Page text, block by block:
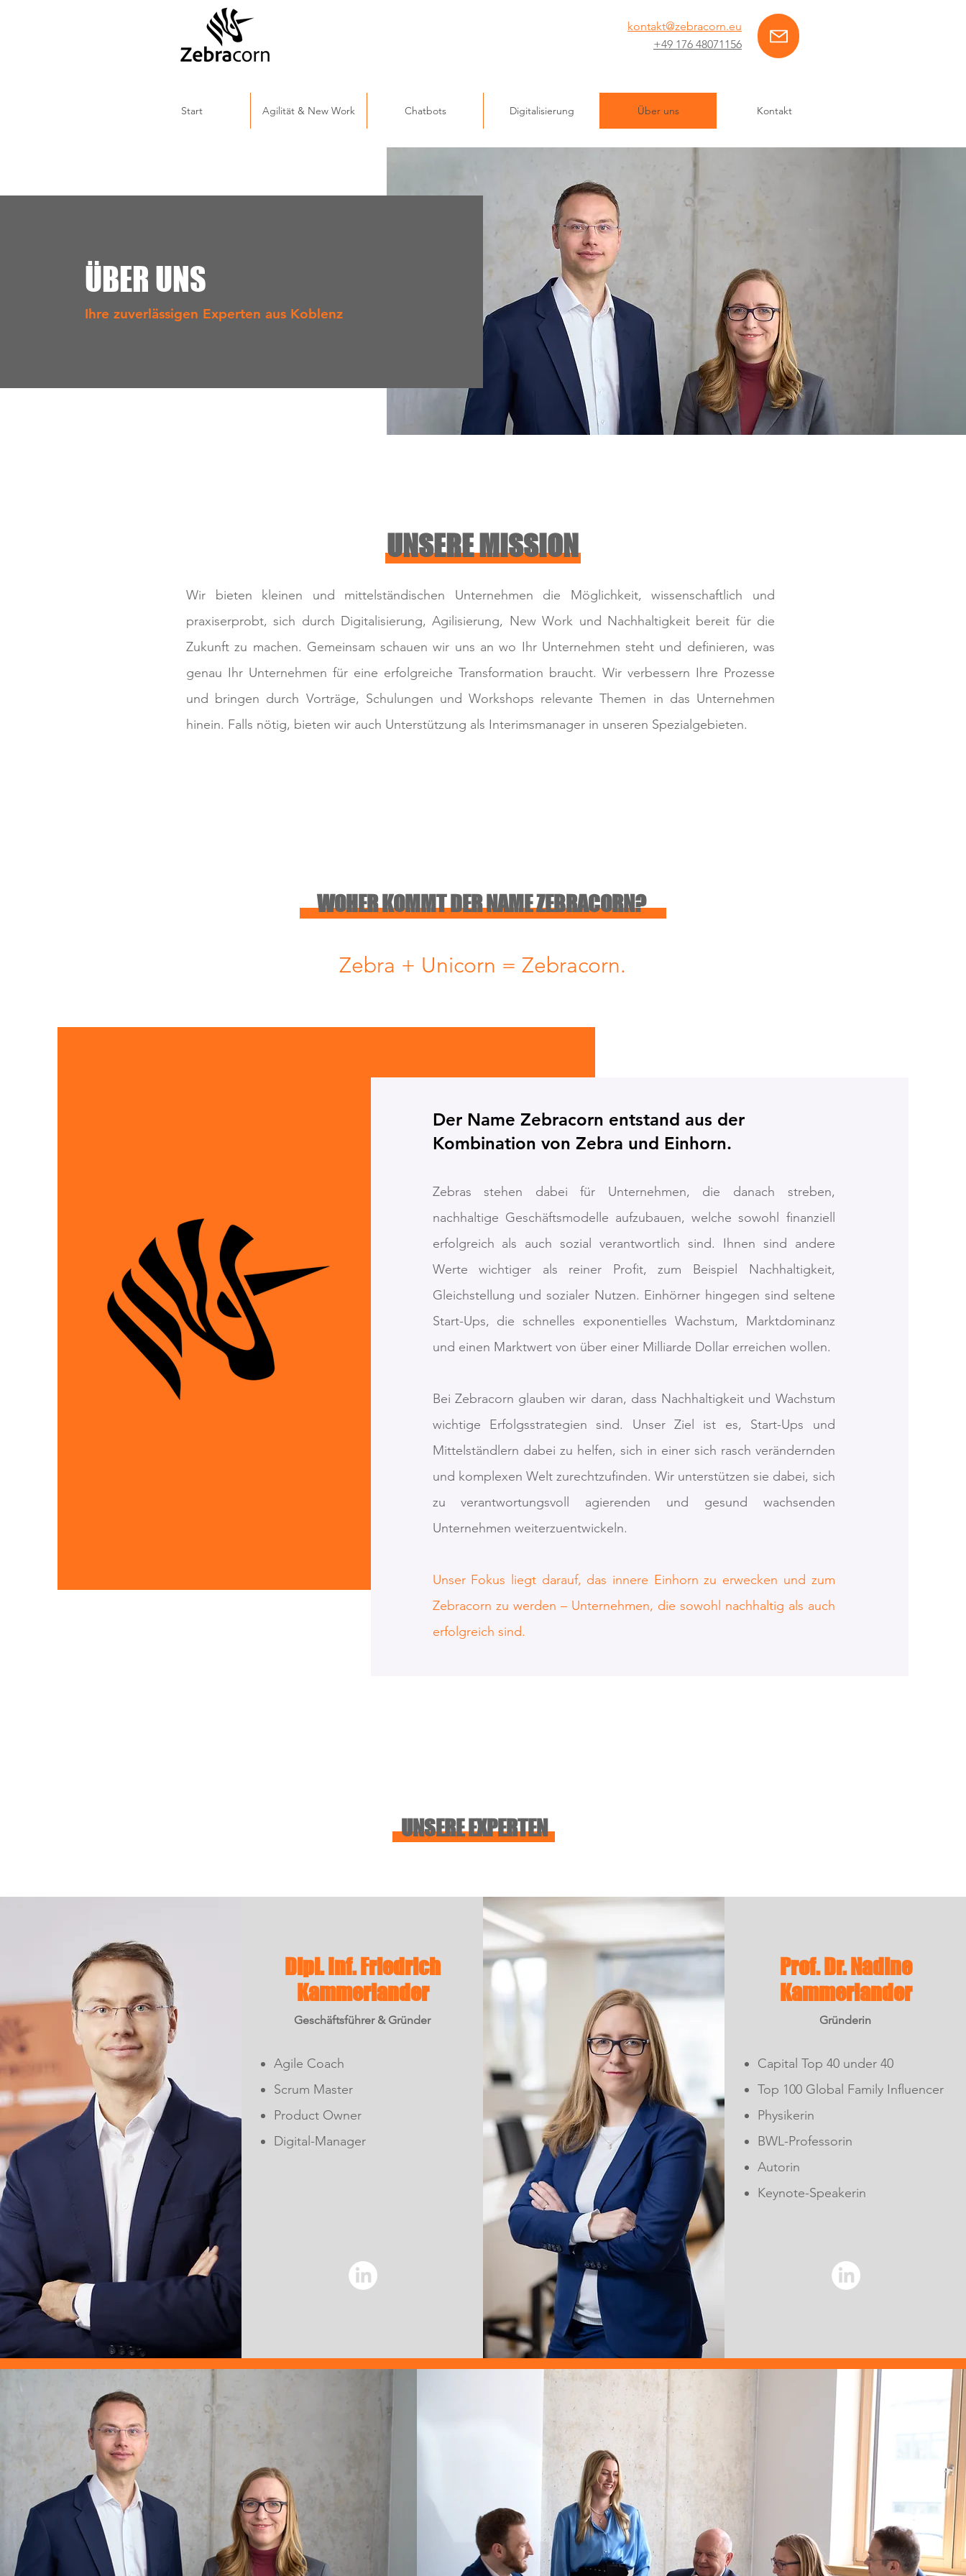
kontakt@zebracorn.eu
+49 176 48071156
Start Agilität & New Work Chatbots Digitalisierung Über uns Kontakt
ÜBER UNS
Ihre zuverlässigen Experten aus Koblenz
UNSERE MISSION
Wir bieten kleinen und mittelständischen Unternehmen die Möglichkeit, wissenschaftlich und
praxiserprobt, sich durch Digitalisierung, Agilisierung, New Work und Nachhaltigkeit bereit für die
Zukunft zu machen. Gemeinsam schauen wir uns an wo Ihr Unternehmen steht und definieren, was
genau Ihr Unternehmen für eine erfolgreiche Transformation braucht. Wir verbessern Ihre Prozesse
und bringen durch Vorträge, Schulungen und Workshops relevante Themen in das Unternehmen
hinein. Falls nötig, bieten wir auch Unterstützung als Interimsmanager in unseren Spezialgebieten.
WOHER KOMMT DER NAME ZEBRACORN?
Zebra + Unicorn = Zebracorn.
Der Name Zebracorn entstand aus der
Kombination von Zebra und Einhorn.
Zebras stehen dabei für Unternehmen, die danach streben,
nachhaltige Geschäftsmodelle aufzubauen, welche sowohl finanziell
erfolgreich als auch sozial verantwortlich sind. Ihnen sind andere
Werte wichtiger als reiner Profit, zum Beispiel Nachhaltigkeit,
Gleichstellung und sozialer Nutzen. Einhörner hingegen sind seltene
Start-Ups, dieschnelles exponentielles Wachstum, Marktdominanz
und einen Marktwert von über einer Milliarde Dollar erreichen wollen.
Bei Zebracorn glauben wir daran, dass Nachhaltigkeit und Wachstum
wichtige Erfolgsstrategien sind. Unser Ziel ist es, Start-Ups und
Mittelständlern dabei zu helfen, sich in einer sich rasch verändernden
und komplexen Welt zurechtzufinden. Wir unterstützen sie dabei, sich
zu verantwortungsvoll agierenden und gesund wachsenden
Unternehmen weiterzuentwickeln.
Unser Fokus liegt darauf, das innere Einhorn zu erwecken und zum
Zebracorn zu werden – Unternehmen, die sowohl nachhaltig als auch
erfolgreich sind.
UNSERE EXPERTEN
Dipl. Inf. Friedrich
Kammerlander
Geschäftsführer & Gründer
Agile Coach
Scrum Master
Product Owner
Digital-Manager
Prof. Dr. Nadine
Kammerlander
Gründerin
Capital Top 40 under 40
Top 100 Global Family Influencer
Physikerin
BWL-Professorin
Autorin
Keynote-Speakerin